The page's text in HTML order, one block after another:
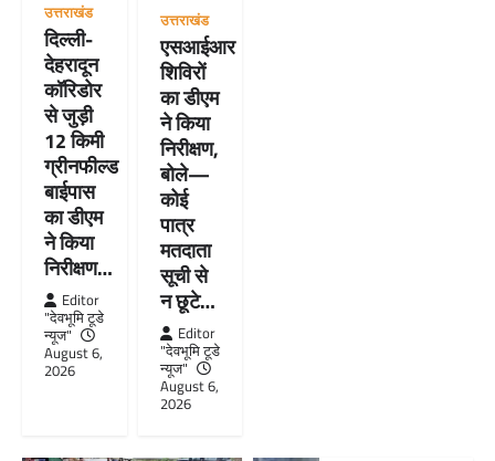
उत्तराखंड
दिल्ली-
देहरादून
कॉरिडोर
से जुड़ी
12 किमी
ग्रीनफील्ड
बाईपास
का डीएम
ने किया
निरीक्षण…
Editor
"देवभूमि टूडे
न्यूज"
August 6,
2026
उत्तराखंड
एसआईआर
शिविरों
का डीएम
ने किया
निरीक्षण,
बोले—
कोई
पात्र
मतदाता
सूची से
न छूटे…
Editor
"देवभूमि टूडे
न्यूज"
August 6,
2026